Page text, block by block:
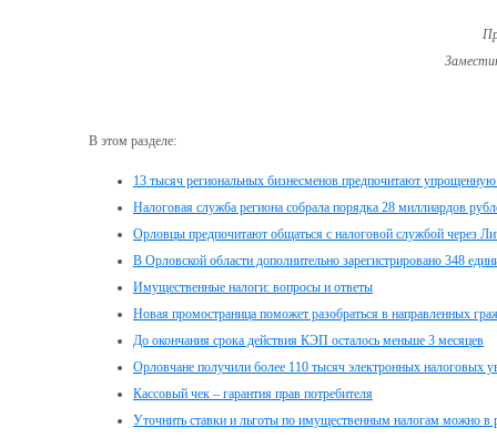
В этом разделе:
13 тысяч региональных бизнесменов предпочитают
Налоговая служба региона собрала порядка 28 миллиардов
Орловцы предпочитают общаться с налоговой службой через
В Орловской области дополнительно зарегистрировано 348
Имущественные налоги: вопросы и ответы
Новая промостраница поможет разобраться в направленных
До окончания срока действия КЭП осталось меньше 3 месяцев
Орловчане получили более 110 тысяч электронных налоговых
Кассовый чек – гарантия прав потребителя
Уточнить ставки и льготы по имущественным налогам можно в